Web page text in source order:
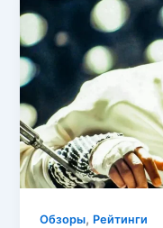
Обзоры, Рейтинги